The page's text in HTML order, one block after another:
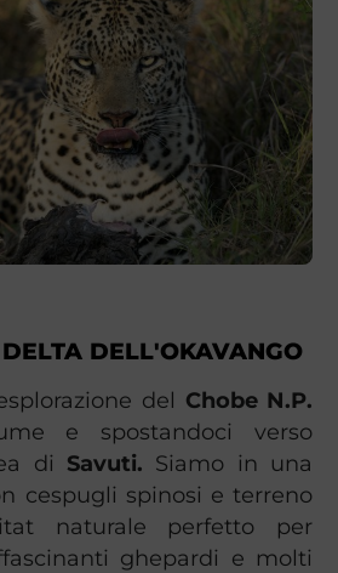
DELL'OKAVANGO
del Chobe N.P.
e spostandoci verso
di Savuti. Siamo in una
cespugli spinosi e terreno
naturale perfetto per
ghepardi e molti